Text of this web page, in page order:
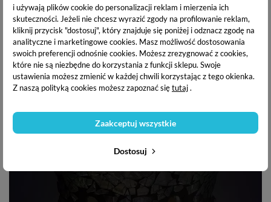
i używają plików cookie do personalizacji reklam i mierzenia ich
skuteczności. Jeżeli nie chcesz wyrazić zgody na profilowanie reklam,
kliknij przycisk "dostosuj", który znajduje się poniżej i odznacz zgodę na
analityczne i marketingowe cookies. Masz możliwość dostosowania
swoich preferencji odnośnie cookies. Możesz zrezygnować z cookies,
które nie są niezbędne do korzystania z funkcji sklepu. Swoje
ustawienia możesz zmienić w każdej chwili korzystając z tego okienka.
Z naszą polityką cookies możesz zapoznać siętutaj.
Dostosuj
Zaakceptuj wszystkie